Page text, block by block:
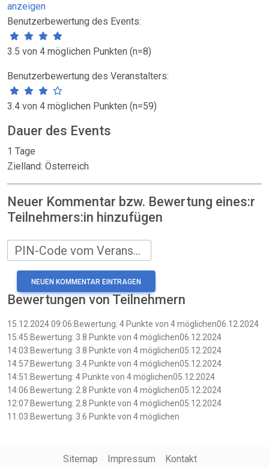
anzeigen
Benutzerbewertung des Events:
3.5 von 4 möglichen Punkten (n=8)
Benutzerbewertung des Veranstalters:
3.4 von 4 möglichen Punkten (n=59)
Dauer des Events
1 Tage
Zielland: Österreich
Neuer Kommentar bzw. Bewertung eines:r
Teilnehmers:in hinzufügen
PIN-Code vom Veranstalter
Bewertungen von Teilnehmern
15.12.2024 09:06:Bewertung: 4 Punkte von 4 möglichen06.12.2024
15:45:Bewertung: 3.8 Punkte von 4 möglichen06.12.2024
14:03:Bewertung: 3.8 Punkte von 4 möglichen05.12.2024
14:57:Bewertung: 3.4 Punkte von 4 möglichen05.12.2024
14:51:Bewertung: 4 Punkte von 4 möglichen05.12.2024
14:06:Bewertung: 2.8 Punkte von 4 möglichen05.12.2024
12:07:Bewertung: 2.8 Punkte von 4 möglichen05.12.2024
11:03:Bewertung: 3.6 Punkte von 4 möglichen
Sitemap Impressum Kontakt